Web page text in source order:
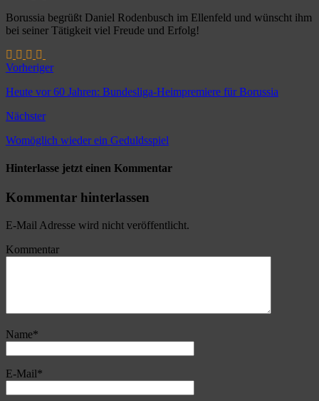
Borussia begrüßt Daniel Rodenbusch im Ellenfeld und wünscht ihm
bei seiner Tätigkeit viel Freude und Erfolg!
Vorheriger
Heute vor 60 Jahren: Bundesliga-Heimpremiere für Borussia
Nächster
Womöglich wieder ein Geduldsspiel
Hinterlasse jetzt einen Kommentar
Kommentar hinterlassen
E-Mail Adresse wird nicht veröffentlicht.
Kommentar
Name*
E-Mail*